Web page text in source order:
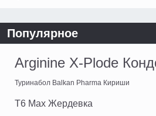
Популярное
Arginine X-Plode
Туринабол Balkan Pharma Кириши
T6 Max Жердевка